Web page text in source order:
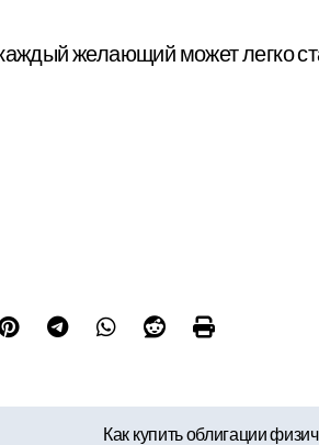
желающий может легко
Как купить облигации